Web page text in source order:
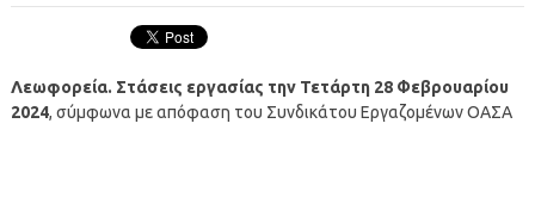
Λεωφορεία. Στάσεις εργασίας την Τετάρτη 28 Φεβρουαρίου
2024, σύμφωνα με απόφαση του Συνδικάτου Εργαζομένων ΟΑΣΑ